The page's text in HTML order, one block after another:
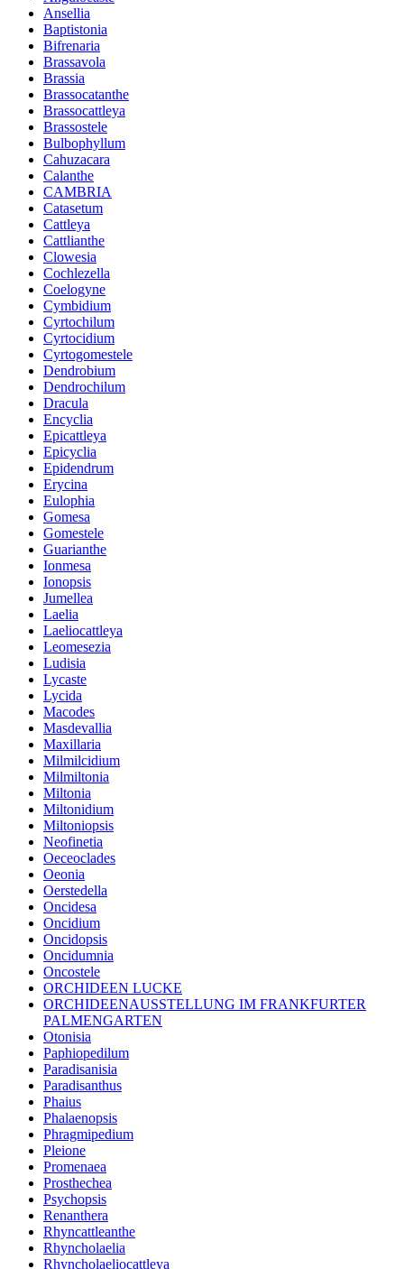
Ansellia
Baptistonia
Bifrenaria
Brassavola
Brassia
Brassocatanthe
Brassocattleya
Brassostele
Bulbophyllum
Cahuzacara
Calanthe
CAMBRIA
Catasetum
Cattleya
Cattlianthe
Clowesia
Cochlezella
Coelogyne
Cymbidium
Cyrtochilum
Cyrtocidium
Cyrtogomestele
Dendrobium
Dendrochilum
Dracula
Encyclia
Epicattleya
Epicyclia
Epidendrum
Erycina
Eulophia
Gomesa
Gomestele
Guarianthe
Ionmesa
Ionopsis
Jumellea
Laelia
Laeliocattleya
Leomesezia
Ludisia
Lycaste
Lycida
Macodes
Masdevallia
Maxillaria
Milmilcidium
Milmiltonia
Miltonia
Miltonidium
Miltoniopsis
Neofinetia
Oeceoclades
Oeonia
Oerstedella
Oncidesa
Oncidium
Oncidopsis
Oncidumnia
Oncostele
ORCHIDEEN LUCKE
ORCHIDEENAUSSTELLUNG IM FRANKFURTER
PALMENGARTEN
Otonisia
Paphiopedilum
Paradisanisia
Paradisanthus
Phaius
Phalaenopsis
Phragmipedium
Pleione
Promenaea
Prosthechea
Psychopsis
Renanthera
Rhyncattleanthe
Rhyncholaelia
Rhyncholaeliocattleya